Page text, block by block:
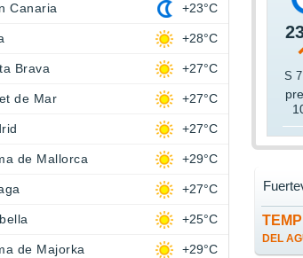
S
DEL
Canaria +23°C
+28°C
Brava +27°C
de Mar +27°C
+27°C
de Mallorca +29°C
+27°C
+25°C
de Majorka +29°C